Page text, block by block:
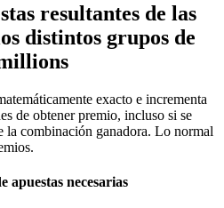
resultantes de las
distintos grupos de
exacto e incrementa
de obtener premio, incluso si se
la combinación ganadora. Lo normal
apuestas necesarias